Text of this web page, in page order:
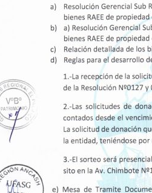
FEB, 26
una visita de campo…